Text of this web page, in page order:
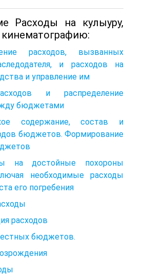
Расходы на кулыуру,
кинематографию:
расходов, вызванных
и расходов на
и управление им
и распределение
бюджетами
содержание, состав и
бюджетов. Формирование
на достойные похороны
необходимые расходы
его погребения
расходов
бюджетов.